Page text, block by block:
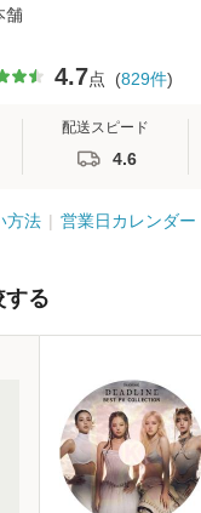
舗
4.7点 (829件)
配送スピード
4.6
方法 営業日カレンダー
する